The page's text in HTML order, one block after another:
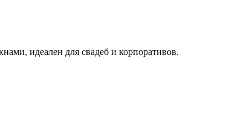
идеален для свадеб и корпоративов.